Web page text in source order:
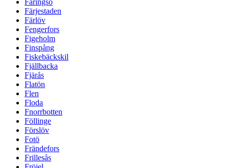
Färingsö
Färjestaden
Färlöv
Fengerfors
Figeholm
Finspång
Fiskebäckskil
Fjällbacka
Fjärås
Flatön
Flen
Floda
Fnorrbotten
Föllinge
Förslöv
Fotö
Frändefors
Frillesås